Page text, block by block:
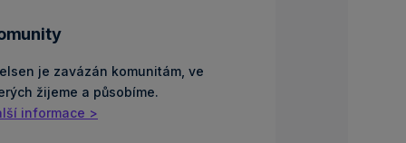
je zavázán komunitám, ve
žijeme a působíme.
informace >